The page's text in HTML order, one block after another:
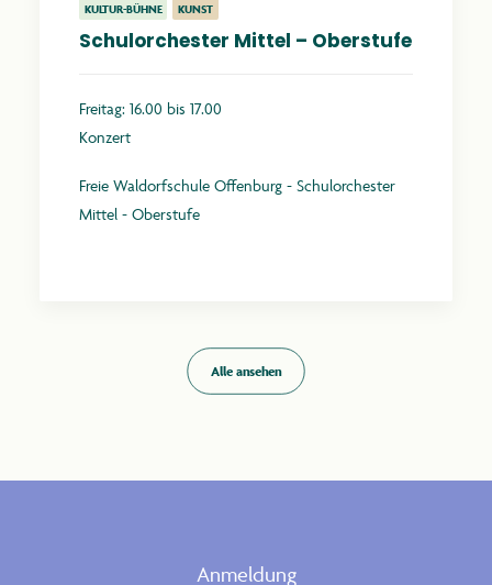
KULTUR-BÜHNE KUNST
Schulorchester Mittel – Oberstufe
Freitag: 16.00 bis 17.00
Konzert
Freie Waldorfschule Offenburg - Schulorchester
Mittel - Oberstufe
Alle ansehen
Anmeldung